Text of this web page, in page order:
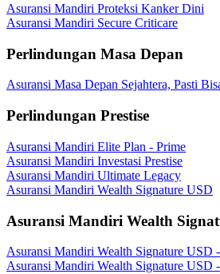
Asuransi Mandiri Proteksi Kanker Dini
Asuransi Mandiri Secure Criticare
Perlindungan Masa Depan
Asuransi Masa Depan Sejahtera, Pasti
Perlindungan Prestise
Asuransi Mandiri Elite Plan - Prime
Asuransi Mandiri Investasi Prestise
Asuransi Mandiri Ultimate Legacy
Asuransi Mandiri Wealth Signature USD
Asuransi Mandiri Wealth
Asuransi Mandiri Wealth Signature USD
Asuransi Mandiri Wealth Signature USD